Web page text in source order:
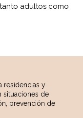
adultos como
residencias y
situaciones de
prevención de